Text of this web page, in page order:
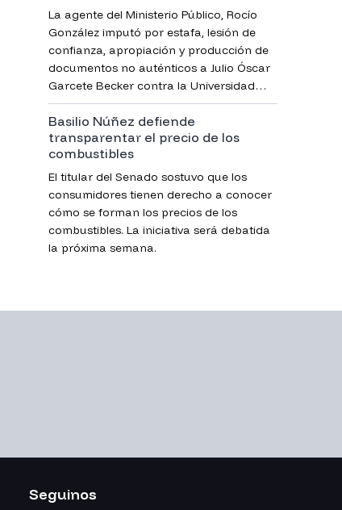
La agente del Ministerio Público, Rocío
González imputó por estafa, lesión de
confianza, apropiación y producción de
documentos no auténticos a Julio Óscar
Garcete Becker contra la Universidad
Nordeste del Paraguay, filial Santa Rita,
donde fue funcionario.
Basilio Núñez defiende
transparentar el precio de los
combustibles
El titular del Senado sostuvo que los
consumidores tienen derecho a conocer
cómo se forman los precios de los
combustibles. La iniciativa será debatida
la próxima semana.
Seguinos